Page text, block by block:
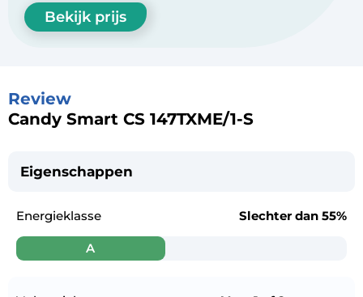
Bekijk prijs
Review
Candy Smart CS 147TXME/1-S
Eigenschappen
Energieklasse
A
Slechter dan 55%